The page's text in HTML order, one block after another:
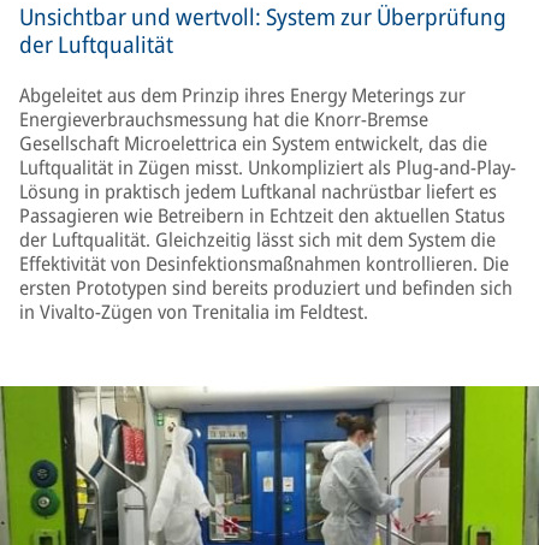
Unsichtbar und wertvoll: System zur Überprüfung
der Luftqualität
Abgeleitet aus dem Prinzip ihres Energy Meterings zur
Energieverbrauchsmessung hat die Knorr-Bremse
Gesellschaft Microelettrica ein System entwickelt, das die
Luftqualität in Zügen misst. Unkompliziert als Plug-and-Play-
Lösung in praktisch jedem Luftkanal nachrüstbar liefert es
Passagieren wie Betreibern in Echtzeit den aktuellen Status
der Luftqualität. Gleichzeitig lässt sich mit dem System die
Effektivität von Desinfektionsmaßnahmen kontrollieren. Die
ersten Prototypen sind bereits produziert und befinden sich
in Vivalto-Zügen von Trenitalia im Feldtest.